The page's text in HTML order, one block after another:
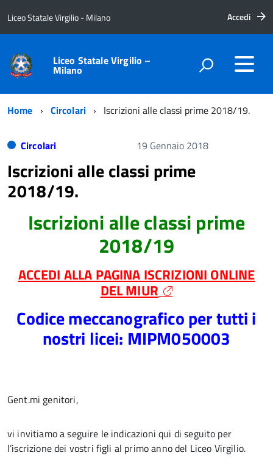
Liceo Statale Virgilio - Milano Accedi
Liceo Statale Virgilio –
Milano
Home Circolari Iscrizioni alle classi prime 2018/19.
Circolari 19 Gennaio 2018
Iscrizioni alle classi prime
2018/19.
Iscrizioni alle classi prime
2018/19
ACCEDI ALLA PAGINA ISCRIZIONI ONLINE
DEL MIUR
Codice meccanografico per tutti i
nostri licei: MIPM050003
Gent.mi genitori,
vi invitiamo a seguire le indicazioni qui di seguito per
l’iscrizione dei vostri figli al primo anno del Liceo Virgilio.